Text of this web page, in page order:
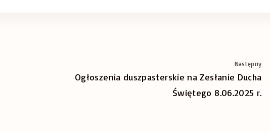
Następny
Ogłoszenia duszpasterskie na Zesłanie Ducha
Świętego 8.06.2025 r.